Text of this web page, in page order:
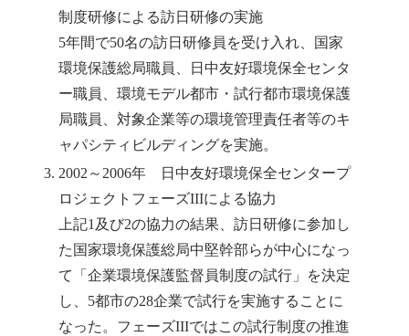
制度研修による訪日研修の実施
5年間で50名の訪日研修員を受け入れ、国家
環境保護総局職員、日中友好環境保全センタ
ー職員、環境モデル都市・試行都市環境保護
局職員、対象企業等の環境管理責任者等のキ
ャパシティビルディングを実施。
2002～2006年 日中友好環境保全センタープ
ロジェクトフェーズIIIによる協力
上記1及び2の協力の結果、訪日研修に参加し
た国家環境保護総局中堅幹部らが中心になっ
て「企業環境保護監督員制度の試行」を決定
し、5都市の28企業で試行を実施することに
なった。フェーズIIIではこの試行制度の推進